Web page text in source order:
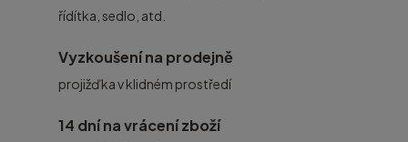
řídítka, sedlo, atd.
Vyzkoušení na prodejně
projižďka v klidném prostředí
14 dní na vrácení zboží